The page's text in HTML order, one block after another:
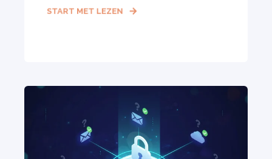
START MET LEZEN